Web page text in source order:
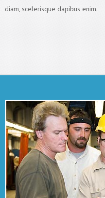
diam, scelerisque dapibus enim.